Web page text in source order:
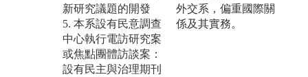
新研究議題的開發
5. 本系設有民意調查
中心執行電訪研究案
或焦點團體訪談案：
設有民主與治理期刊
外交系，偏重國際關
係及其實務。